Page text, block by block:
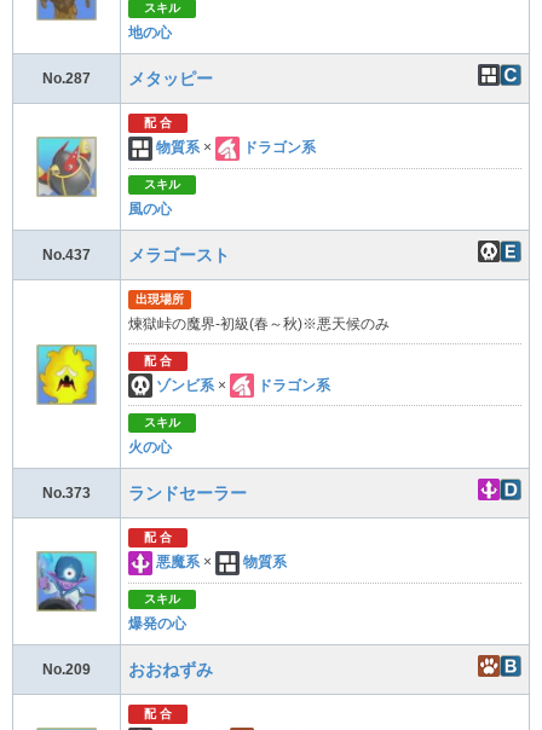
スキル
地の心
No.287 メタッピー
配 合
物質系 × ドラゴン系
スキル
風の心
No.437 メラゴースト
出現場所
煉獄峠の魔界-初級(春～秋)※悪天候のみ
配 合
ゾンビ系 × ドラゴン系
スキル
火の心
No.373 ランドセーラー
配 合
悪魔系 × 物質系
スキル
爆発の心
No.209 おおねずみ
配 合